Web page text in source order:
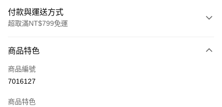
付款與運送方式
超取滿NT$799免運
信用卡一次付款
超商取貨付款
商品特色
商品編號
7016127
商品特色